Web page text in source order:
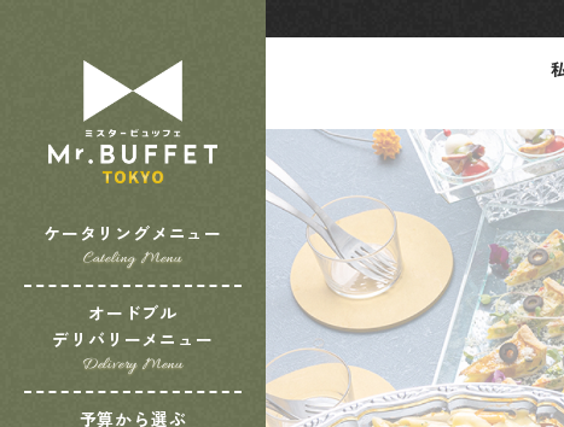
ケータリングメニュー
Cateling Menu
オードブル
デリバリーメニュー
Delivery Menu
予算から選ぶ